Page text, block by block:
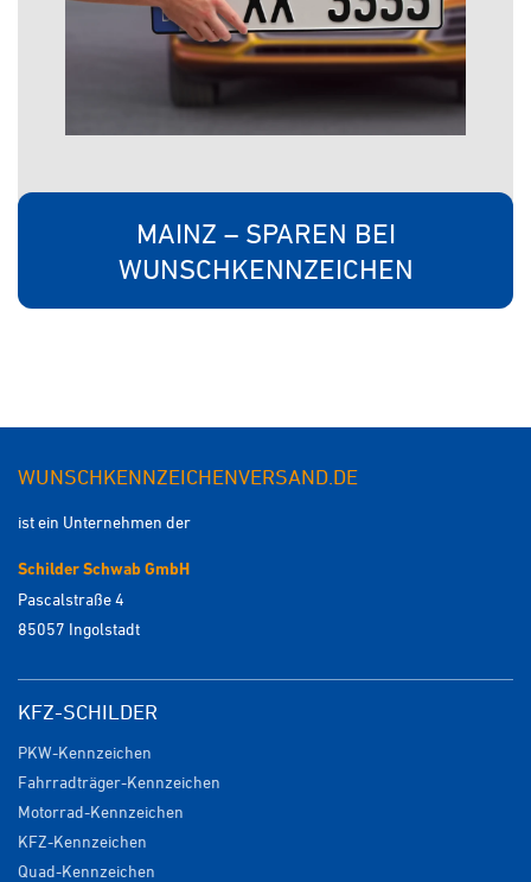
MAINZ – SPAREN BEI
WUNSCHKENNZEICHEN
WUNSCHKENNZEICHENVERSAND.DE
ist ein Unternehmen der
Schilder Schwab GmbH
Pascalstraße 4
85057 Ingolstadt
KFZ-SCHILDER
PKW-Kennzeichen
Fahrradträger-Kennzeichen
Motorrad-Kennzeichen
KFZ-Kennzeichen
Quad-Kennzeichen